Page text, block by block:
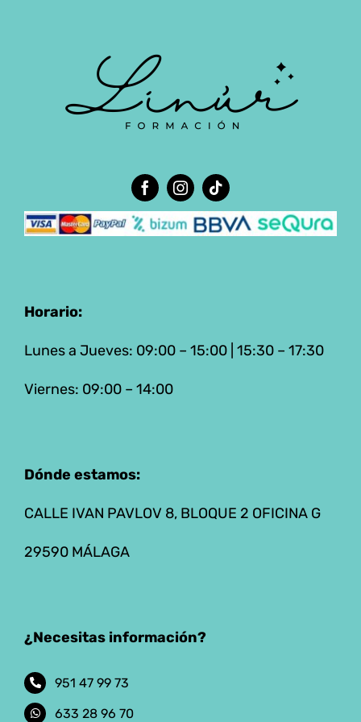
Horario:
Lunes a Jueves: 09:00 – 15:00 | 15:30 – 17:30
Viernes: 09:00 – 14:00
Dónde estamos:
CALLE IVAN PAVLOV 8, BLOQUE 2 OFICINA G
29590 MÁLAGA
¿Necesitas información?
951 47 99 73
633 28 96 70